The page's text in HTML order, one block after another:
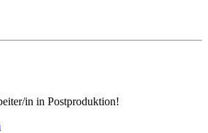
in in Postproduktion!